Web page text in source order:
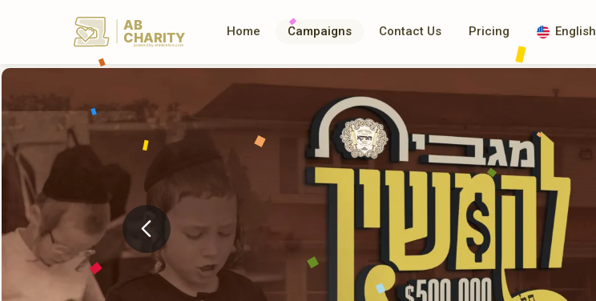
AB
CHARITY
powerd by ahblicklive.com
Home Campaigns Contact Us Pricing English